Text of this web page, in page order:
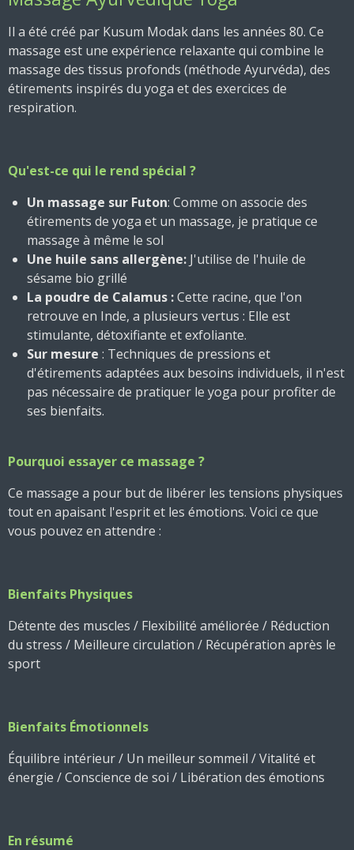
Il a été créé par Kusum Modakdans les années 80. Ce
massage est une expérience relaxante qui combine le
massage des tissus profonds (méthode Ayurvéda), des
étirements inspirés du yoga et des exercices de
respiration.
Qu'est-ce qui le rend spécial ?
Un massage sur Futon: Comme on associe des
étirements de yoga et un massage, je pratique ce
massage à même le sol
Une huile sans allergène: J'utilise de l'huile de
sésame bio grillé
La poudre de Calamus :Cette racine, que l'on
retrouve en Inde, a plusieurs vertus : Elle est
stimulante, détoxifiante et exfoliante.
Sur mesure : Techniques de pressions et
d'étirements adaptées aux besoins individuels, il n'est
pas nécessaire de pratiquer le yoga pour profiter de
ses bienfaits.
Pourquoi essayer ce massage ?
Ce massage a pour but de libérer les tensions physiques
tout en apaisant l'esprit et les émotions. Voici ce que
vous pouvez en attendre :
Bienfaits Physiques
Détente des muscles / Flexibilité améliorée / Réduction
du stress / Meilleure circulation / Récupération après le
sport
Bienfaits Émotionnels
Équilibre intérieur/ Un meilleur sommeil /Vitalité et
énergie /Conscience de soi / Libération des émotions
En résumé